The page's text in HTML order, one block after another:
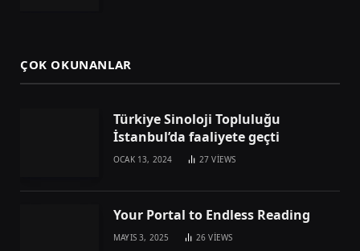
ÇOK OKUNANLAR
Türkiye Sinoloji Topluluğu
İstanbul’da faaliyete geçti
OCAK 13, 2024 27VIEWS
Your Portal to Endless Reading
MAYIS 3, 2025 26VIEWS